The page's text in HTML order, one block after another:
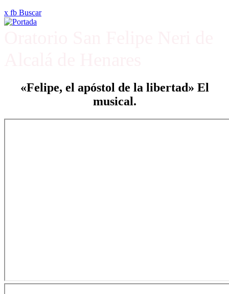
x fb Buscar
«Felipe, el apóstol de la libertad» El
musical.